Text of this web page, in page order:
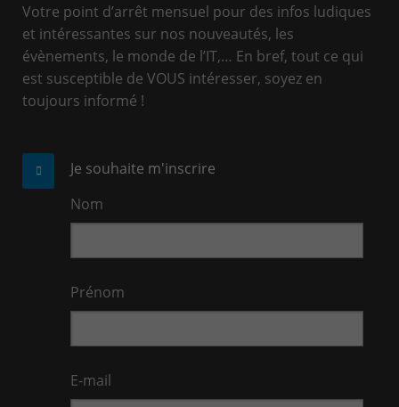
Votre point d’arrêt mensuel pour des infos ludiques
et intéressantes sur nos nouveautés, les
évènements, le monde de l’IT,… En bref, tout ce qui
est susceptible de VOUS intéresser, soyez en
toujours informé !
Je souhaite m'inscrire
Nom
Prénom
E-mail